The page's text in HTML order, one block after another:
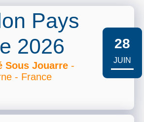
Pays
2026
Sous Jouarre -
- France
28
JUIN